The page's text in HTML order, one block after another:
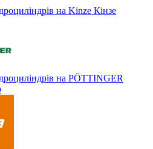
на Kinze Кінзе
на PÖTTINGER